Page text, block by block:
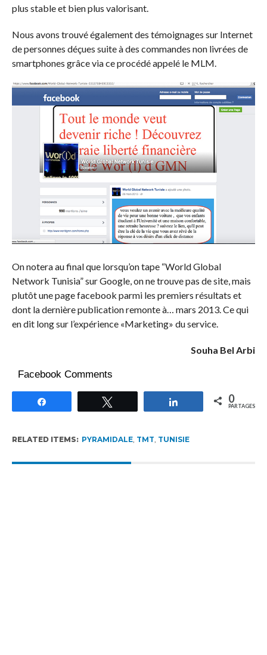
plus stable et bien plus valorisant.
Nous avons trouvé également des témoignages sur Internet
de personnes déçues suite à des commandes non livrées de
smartphones grâce via ce procédé appelé le MLM.
On notera au final que lorsqu’on tape “World Global
Network Tunisia” sur Google, on ne trouve pas de site, mais
plutôt une page facebook parmi les premiers résultats et
dont la dernière publication remonte à… mars 2013. Ce qui
en dit long sur l’expérience «Marketing» du service.
Souha Bel Arbi
Facebook Comments
Partagez 0
PARTAGES
RELATED ITEMS: PYRAMIDALE, TMT TUNISIE